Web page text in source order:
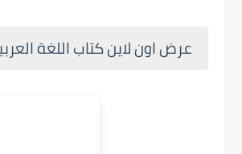
عرض اون لاين كتاب اللغة